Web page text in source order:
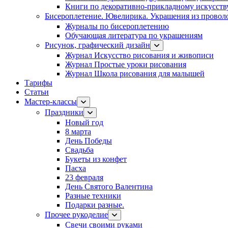
Книги по декоративно-прикладному
Бисероплетение. Ювелирика. Украшения из
Журналы по бисероплетению
Обучающая литература по украшениям
Рисунок, графический дизайн
Журнал Искусство рисования и живописи
Журнал Простые уроки рисования
Журнал Школа рисования для малышей
Тарифы
Статьи
Мастер-классы
Праздники
Новый год
8 марта
День Победы
Свадьба
Букеты из конфет
Пасха
23 февраля
День Святого Валентина
Разные техники
Подарки разные.
Прочее рукоделие
Свечи своими руками